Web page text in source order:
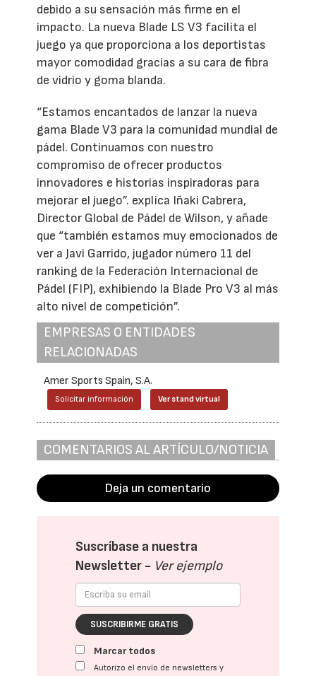
debido a su sensación más firme en el
impacto. La nueva Blade LS V3 facilita el
juego ya que proporciona a los deportistas
mayor comodidad gracias a su cara de fibra
de vidrio y goma blanda.
“Estamos encantados de lanzar la nueva
gama Blade V3 para la comunidad mundial de
pádel. Continuamos con nuestro
compromiso de ofrecer productos
innovadores e historias inspiradoras para
mejorar el juego”. explica Iñaki Cabrera,
Director Global de Pádel de Wilson, y añade
que “también estamos muy emocionados de
ver a Javi Garrido, jugador número 11 del
ranking de la Federación Internacional de
Pádel (FIP), exhibiendo la Blade Pro V3 al más
alto nivel de competición”.
EMPRESAS O ENTIDADES
RELACIONADAS
Amer Sports Spain, S.A.
Solicitar información Ver stand virtual
COMENTARIOS AL ARTÍCULO/NOTICIA
Deja un comentario
Suscríbase a nuestra
Newsletter - Ver ejemplo
SUSCRIBIRME GRATIS
Marcar todos
Autorizo el envío de newsletters y